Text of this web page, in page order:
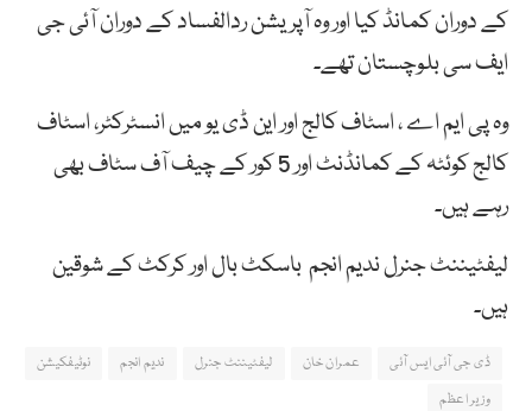
کے دوران کمانڈ کیا اور وہ آپریشن ردالفساد کے دوران آئی جی
ایف سی بلوچستان تھے۔
وہ پی ایم اے ، اسٹاف کالج اور این ڈی یو میں انسٹرکٹر، اسٹاف
کالج کوئٹہ کے کمانڈنٹ اور 5 کور کے چیف آف سٹاف بھی
رہے ہیں۔
لیفٹیننٹ جنرل ندیم انجم باسکٹ بال اور کرکٹ کے شوقین
ہیں۔
ڈی جی آئی ایس آئی عمران خان لیفٹیننٹ جنرل ندیم انجم
نوٹیفکیشن
وزیر اعظم